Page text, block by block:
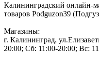
Калининградский онлайн-
товаров Podguzon39
Магазины:
г. Калининград,
20:00; Сб: 11:00-20:00; Вс: